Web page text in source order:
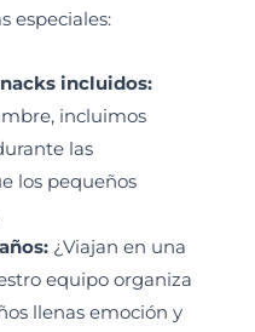
especiales:
incluidos:
incluimos
las
los pequeños
:¿Viajan en una
equipo organiza
llenas emoción y